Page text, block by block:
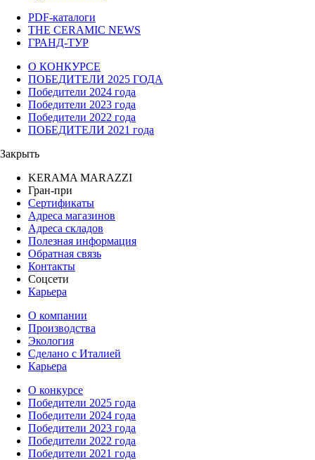
PDF-каталоги
THE CERAMIC NEWS
ГРАНД-ТУР
О КОНКУРСЕ
ПОБЕДИТЕЛИ 2025 ГОДА
Победители 2024 года
Победители 2023 года
Победители 2022 года
ПОБЕДИТЕЛИ 2021 года
Закрыть
KERAMA MARAZZI
Гран-при
Сертификаты
Адреса магазинов
Адреса складов
Полезная информация
Обратная связь
Контакты
Соцсети
Карьера
О компании
Производства
Экология
Сделано с Италией
Карьера
О конкурсе
Победители 2025 года
Победители 2024 года
Победители 2023 года
Победители 2022 года
Победители 2021 года